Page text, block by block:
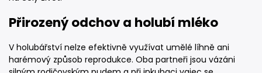
Přirozený odchov a holubí mléko
V holubářství nelze efektivně využívat umělé líhně ani
harémový způsob reprodukce. Oba partneři jsou vázáni